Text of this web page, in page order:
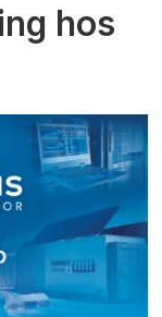
hos